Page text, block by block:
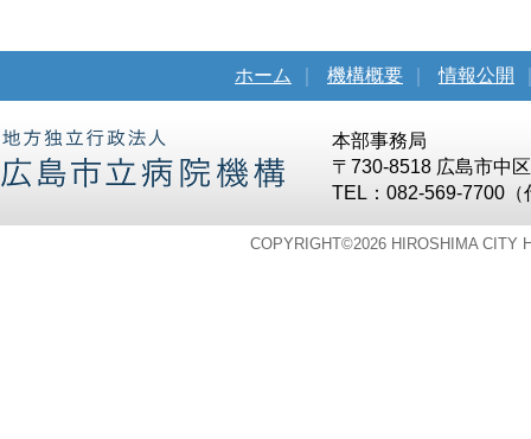
ホーム 機構概要 情報公開
本部事務局
〒730-8518 広島市中
TEL：082-569-7700
COPYRIGHT©2026 HIROSHIMA CITY